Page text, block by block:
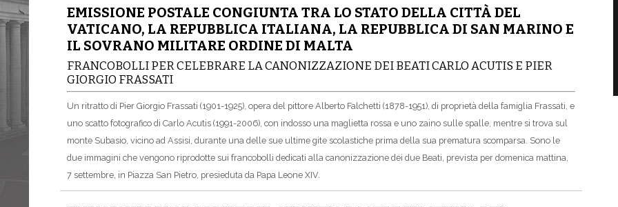
EMISSIONE POSTALE CONGIUNTA TRA LO STATO DELLA CITTÀ DEL
VATICANO, LA REPUBBLICA ITALIANA, LA REPUBBLICA DI SAN MARINO E
IL SOVRANO MILITARE ORDINE DI MALTA
FRANCOBOLLI PER CELEBRARE LA CANONIZZAZIONE DEI BEATI CARLO ACUTIS E PIER
GIORGIO FRASSATI
Un ritratto di Pier Giorgio Frassati (1901-1925), opera del pittore Alberto Falchetti (1878-1951), di proprietà della famiglia Frassati, e
uno scatto fotografico di Carlo Acutis (1991-2006), con indosso una maglietta rossa e uno zaino sulle spalle, mentre si trova sul
monte Subasio, vicino ad Assisi, durante una delle sue ultime gite scolastiche prima della sua prematura scomparsa. Sono le
due immagini che vengono riprodotte sui francobolli dedicati alla canonizzazione dei due Beati, prevista per domenica mattina,
7 settembre, in Piazza San Pietro, presieduta da Papa Leone XIV.